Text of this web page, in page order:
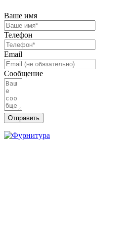
Ваше имя
Телефон
Email
Сообщение
Отправить